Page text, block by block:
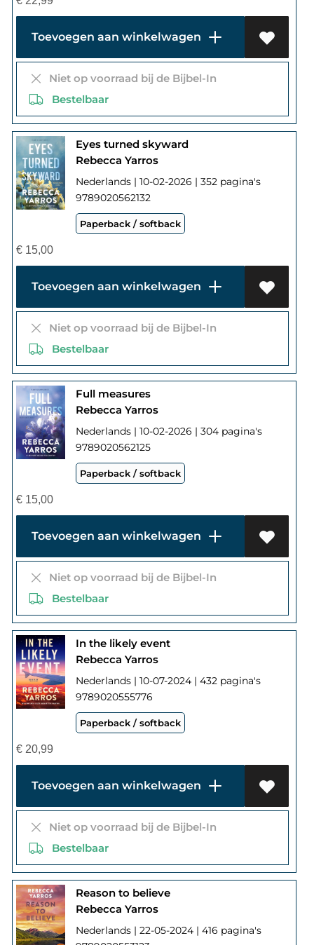
Toevoegen aan winkelwagen
Niet op voorraad bij de Bijbel-In
Bestelbaar
Eyes turned skyward
Rebecca Yarros
Nederlands | 10-02-2026 | 352 pagina's
9789020562132
Paperback / softback
€15,00
Toevoegen aan winkelwagen
Niet op voorraad bij de Bijbel-In
Bestelbaar
Full measures
Rebecca Yarros
Nederlands | 10-02-2026 | 304 pagina's
9789020562125
Paperback / softback
€15,00
Toevoegen aan winkelwagen
Niet op voorraad bij de Bijbel-In
Bestelbaar
In the likely event
Rebecca Yarros
Nederlands | 10-07-2024 | 432 pagina's
9789020555776
Paperback / softback
€20,99
Toevoegen aan winkelwagen
Niet op voorraad bij de Bijbel-In
Bestelbaar
Reason to believe
Rebecca Yarros
Nederlands | 22-05-2024 | 416 pagina's